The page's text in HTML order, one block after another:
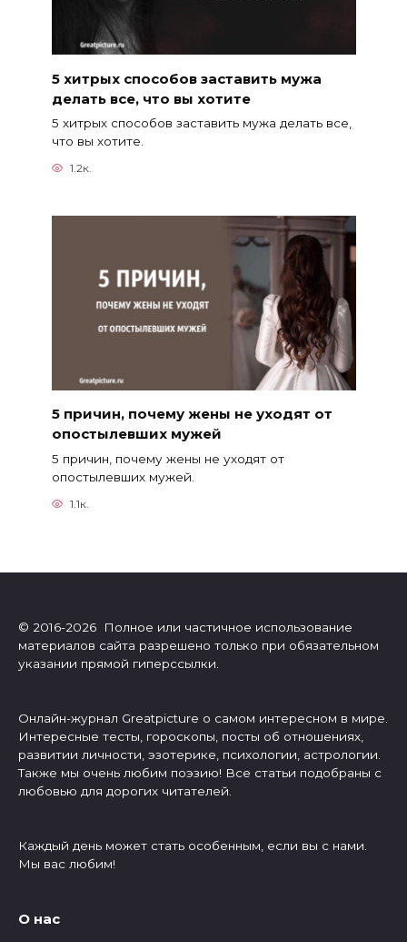
5 хитрых способов заставить мужа
делать все, что вы хотите
5 хитрых способов заставить мужа делать все,
что вы хотите.
1.2к.
5 причин, почему жены не уходят от
опостылевших мужей
5 причин, почему жены не уходят от
опостылевших мужей.
1.1к.
© 2016-2026 Полное или частичное использование
материалов сайта разрешено только при обязательном
указании прямой гиперссылки.
Онлайн-журнал Greatpicture о самом интересном в мире.
Интересные тесты, гороскопы, посты об отношениях,
развитии личности, эзотерике, психологии, астрологии.
Также мы очень любим поэзию! Все статьи подобраны с
любовью для дорогих читателей.
Каждый день может стать особенным, если вы с нами.
Мы вас любим!
О нас